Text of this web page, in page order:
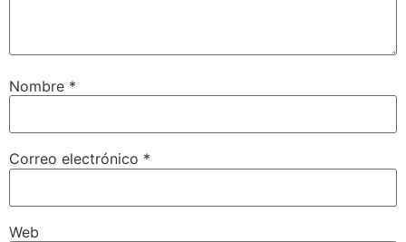
Nombre *
Correo electrónico *
Web